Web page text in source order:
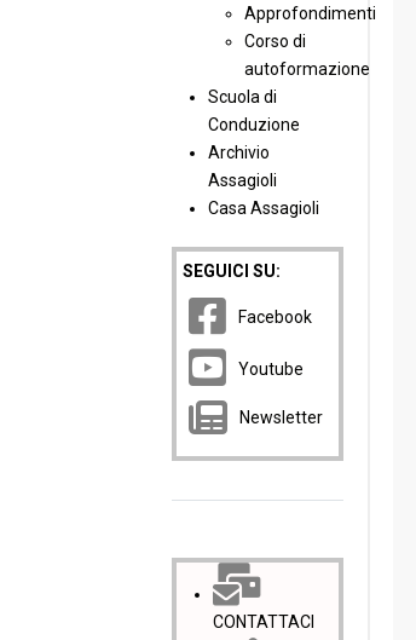
Approfondimenti
Corso di
autoformazione
Scuola di
Conduzione
Archivio
Assagioli
Casa Assagioli
SEGUICI SU:
Facebook
Youtube
Newsletter
CONTATTACI